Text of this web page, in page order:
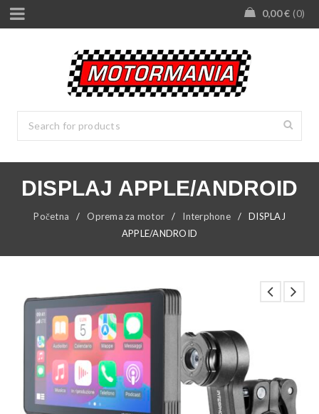
0,00€ 0
DISPLAJ APPLE/ANDROID
Početna / Oprema za motor / Interphone /
DISPLAJ
APPLE/ANDROID